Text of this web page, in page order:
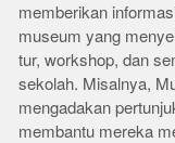
memberikan
museum yang
tur, workshop, dan
sekolah. Misalnya,
mengadakan
membantu mereka